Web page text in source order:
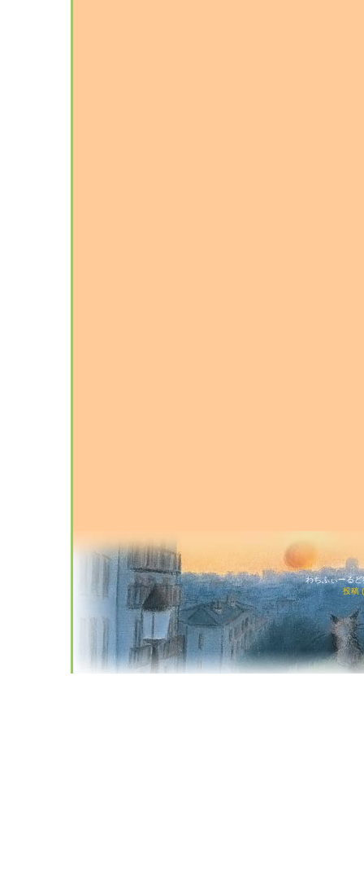
わちふぃーる
投稿